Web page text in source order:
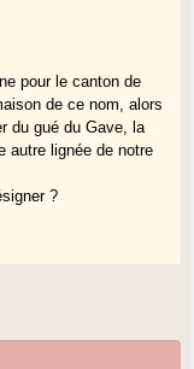
pour le canton de
de ce nom, alors
du gué du Gave, la
autre lignée de notre
?